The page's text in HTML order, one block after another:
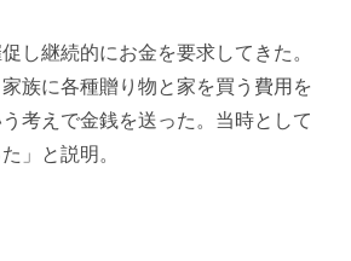
し継続的にお金を要求してきた。
族に各種贈り物と家を買う費用を
考えで金銭を送った。当時として
」と説明。